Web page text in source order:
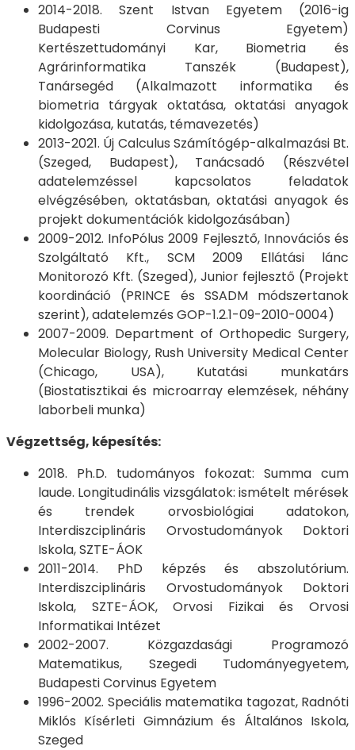
2014-2018. Szent Istvan Egyetem (2016-ig
Budapesti Corvinus Egyetem)
Kertészettudományi Kar, Biometria és
Agrárinformatika Tanszék (Budapest),
Tanársegéd (Alkalmazott informatika és
biometria tárgyak oktatása, oktatási anyagok
kidolgozása, kutatás, témavezetés)
2013-2021. Új Calculus Számítógép-alkalmazási Bt.
(Szeged, Budapest), Tanácsadó (Részvétel
adatelemzéssel kapcsolatos feladatok
elvégzésében, oktatásban, oktatási anyagok és
projekt dokumentációk kidolgozásában)
2009-2012. InfoPólus 2009 Fejlesztő, Innovációs és
Szolgáltató Kft., SCM 2009 Ellátási lánc
Monitorozó Kft. (Szeged), Junior fejlesztő (Projekt
koordináció (PRINCE és SSADM módszertanok
szerint), adatelemzés GOP-1.2.1-09-2010-0004)
2007-2009. Department of Orthopedic Surgery,
Molecular Biology, Rush University Medical Center
(Chicago, USA), Kutatási munkatárs
(Biostatisztikai és microarray elemzések, néhány
laborbeli munka)
Végzettség, képesítés:
2018. Ph.D. tudományos fokozat: Summa cum
laude. Longitudinális vizsgálatok: ismételt mérések
és trendek orvosbiológiai adatokon,
Interdiszciplináris Orvostudományok Doktori
Iskola, SZTE-ÁOK
2011-2014. PhD képzés és abszolutórium.
Interdiszciplináris Orvostudományok Doktori
Iskola, SZTE-ÁOK, Orvosi Fizikai és Orvosi
Informatikai Intézet
2002-2007. Közgazdasági Programozó
Matematikus, Szegedi Tudományegyetem,
Budapesti Corvinus Egyetem
1996-2002. Speciális matematika tagozat, Radnóti
Miklós Kísérleti Gimnázium és Általános Iskola,
Szeged